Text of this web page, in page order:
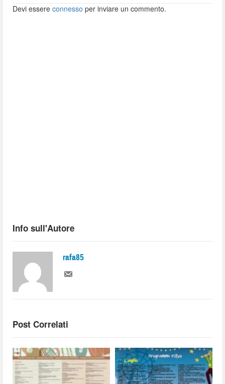
Devi essereconnesso per inviare un commento.
Info sull'Autore
rafa85
Post Correlati